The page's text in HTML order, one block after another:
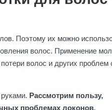
Поэтому их можно
волос. Применение
волос и других проблем
Рассмотрим пользу,
проблемах локонов.